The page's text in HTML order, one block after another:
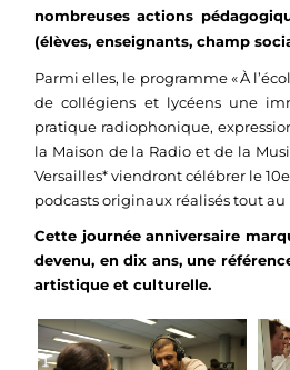
nombreuses actions
(élèves, enseignants, champ
Parmi elles, le programme « À
de collégiens et lycéens une
pratique radiophonique,
la Maison de la Radio et de la
Versailles* viendront célébrer le
podcasts originaux réalisés tout au
Cette journée anniversaire
devenu, en dix ans, une
artistique et culturelle.